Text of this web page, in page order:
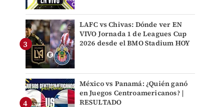
LAFC vs Chivas: Dónde ver EN
VIVO Jornada 1 de Leagues Cup
2026 desde el BMO Stadium HOY
México vs Panamá: ¿Quién ganó
en Juegos Centroamericanos? |
RESULTADO